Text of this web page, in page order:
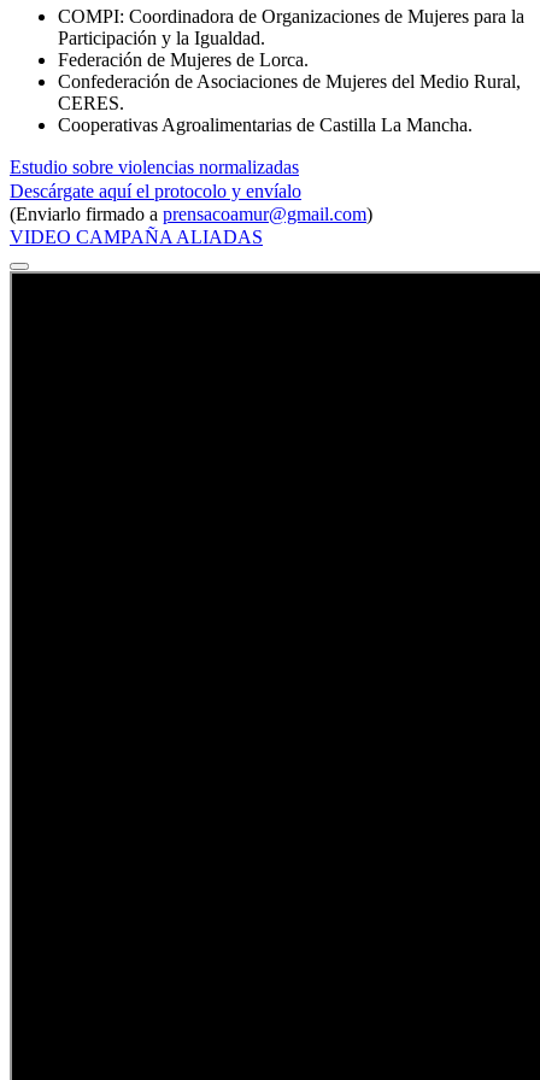
COMPI: Coordinadora de Organizaciones de Mujeres para la
Participación y la Igualdad.
Federación de Mujeres de Lorca.
Confederación de Asociaciones de Mujeres del Medio Rural,
CERES.
Cooperativas Agroalimentarias de Castilla La Mancha.
Estudio sobre violencias normalizadas
Descárgate aquí el protocolo y envíalo
(Enviarlo firmado a prensacoamur@gmail.com)
VIDEO CAMPAÑA ALIADAS